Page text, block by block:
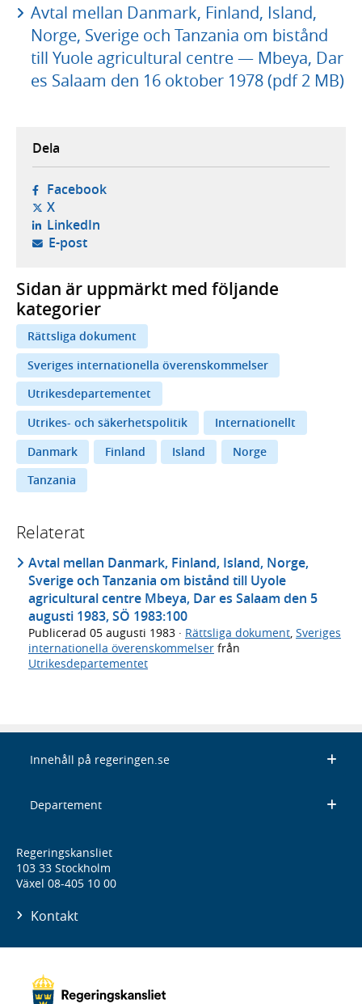
Avtal mellan Danmark, Finland, Island,
Norge, Sverige och Tanzania om bistånd
till Yuole agricultural centre — Mbeya, Dar
es Salaam den 16 oktober 1978 (pdf 2 MB)
Dela
Facebook- öppnas i ny flik, extern webbplats,
X- öppnas i ny flik, extern webbplats,
LinkedIn- öppnas i ny flik, extern webbplats,
E-post- öppnar din e-postklient,
Sidan är uppmärkt med följande
kategorier
Rättsliga dokument
Sveriges internationella överenskommelser
Utrikesdepartementet
Utrikes- och säkerhetspolitik
Internationellt
Danmark
Finland Island
Norge
Tanzania
Relaterat
Avtal mellan Danmark, Finland, Island, Norge,
Sverige och Tanzania om bistånd till Uyole
agricultural centre Mbeya, Dar es Salaam den 5
augusti 1983, SÖ 1983:100
Publicerad 05 augusti 1983 · Rättsliga dokument, Sveriges
internationella överenskommelser från
Utrikesdepartementet
Innehåll på regeringen.se
Departement
Regeringskansliet
103 33 Stockholm
Växel 08-405 10 00
Kontakt